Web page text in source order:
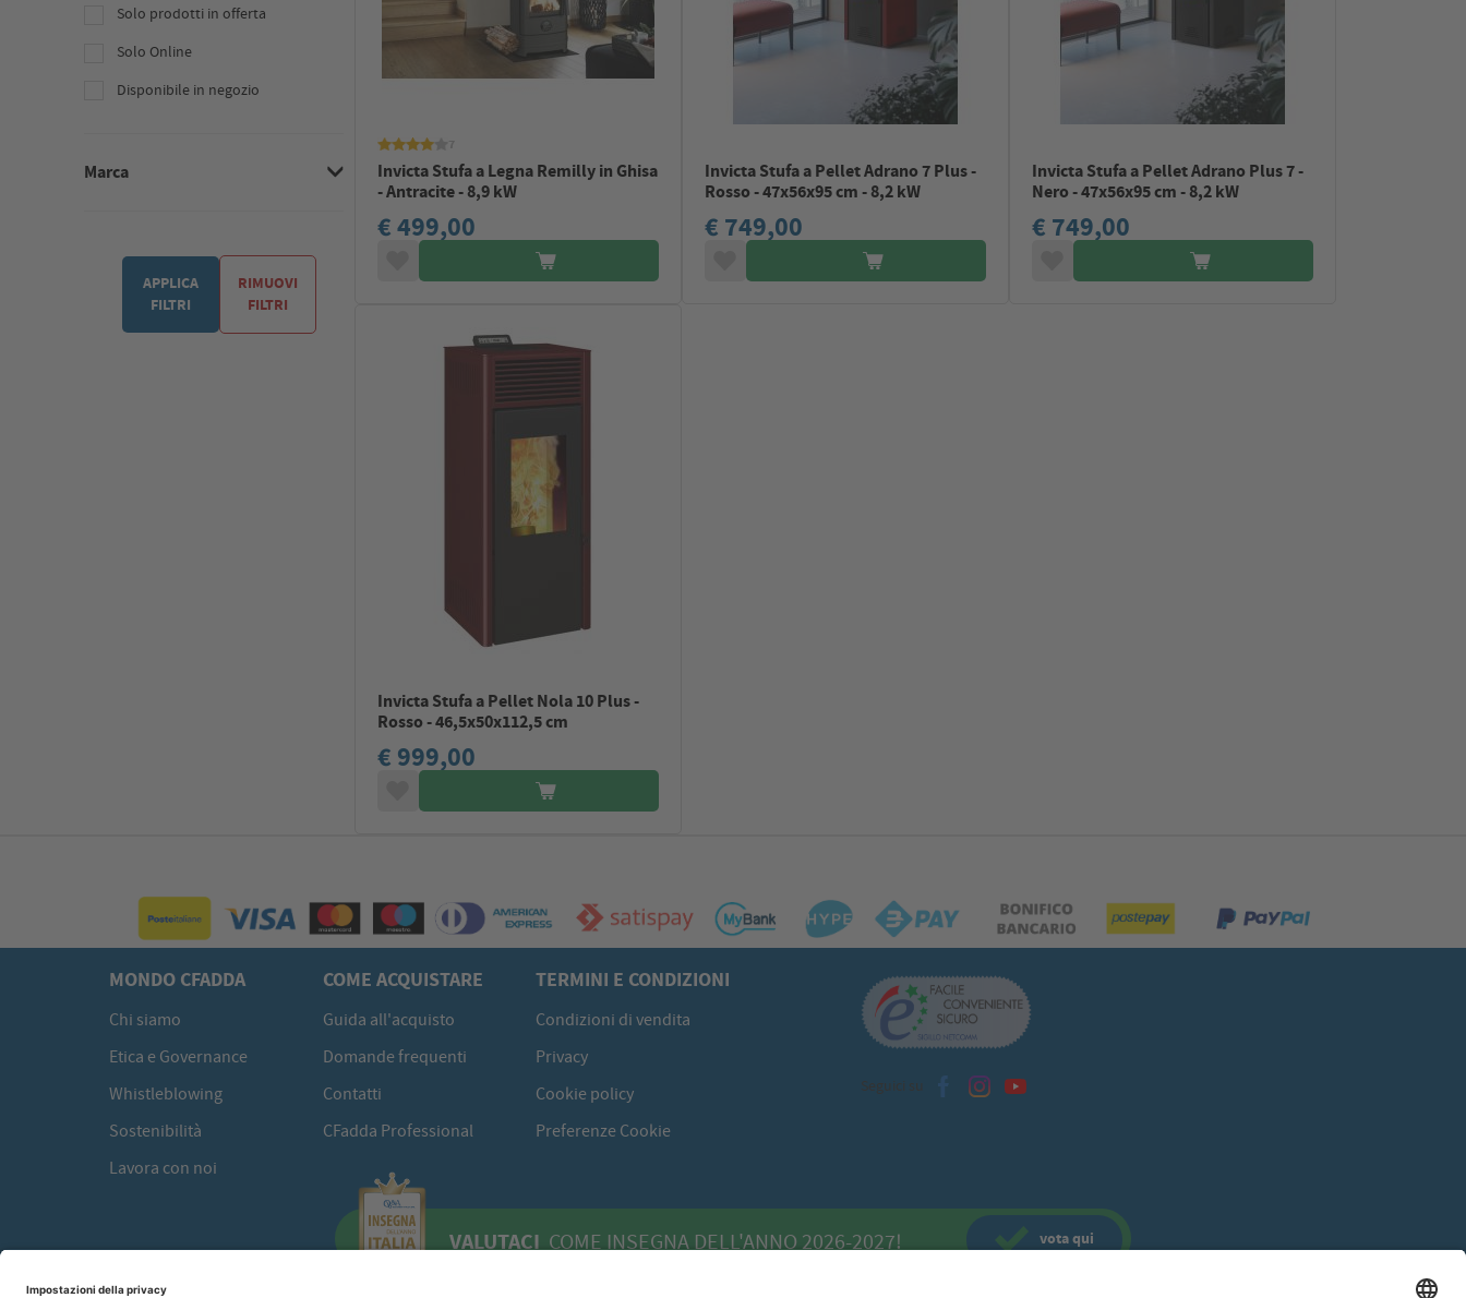
Solo prodotti in offerta
Solo Online
Disponibile in negozio
Marca
APPLICA
FILTRI
RIMUOVI
FILTRI
Invicta Stufa a Legna Remilly in Ghisa
- Antracite - 8,9 kW
€ 499,00
Invicta Stufa a Pellet Adrano 7 Plus -
Rosso - 47x56x95 cm - 8,2 kW
€ 749,00
Invicta Stufa a Pellet Adrano Plus 7 -
Nero - 47x56x95 cm - 8,2 kW
€ 749,00
Invicta Stufa a Pellet Nola 10 Plus -
Rosso - 46,5x50x112,5 cm
€ 999,00
MONDO CFADDA
Chi siamo
Etica e Governance
Whistleblowing
Sostenibilità
Lavora con noi
COME ACQUISTARE
Guida all'acquisto
Domande frequenti
Contatti
CFadda Professional
TERMINI E CONDIZIONI
Condizioni di vendita
Privacy
Cookie policy
Preferenze Cookie
Seguici su
VALUTACI COME INSEGNA DELL'ANNO 2026-2027! votaqui